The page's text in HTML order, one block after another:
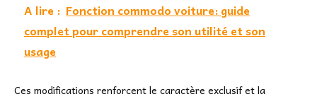
A lire : Fonction commodo voiture: guide
complet pour comprendre son utilité et son
usage
Ces modifications renforcent le caractère exclusif et la